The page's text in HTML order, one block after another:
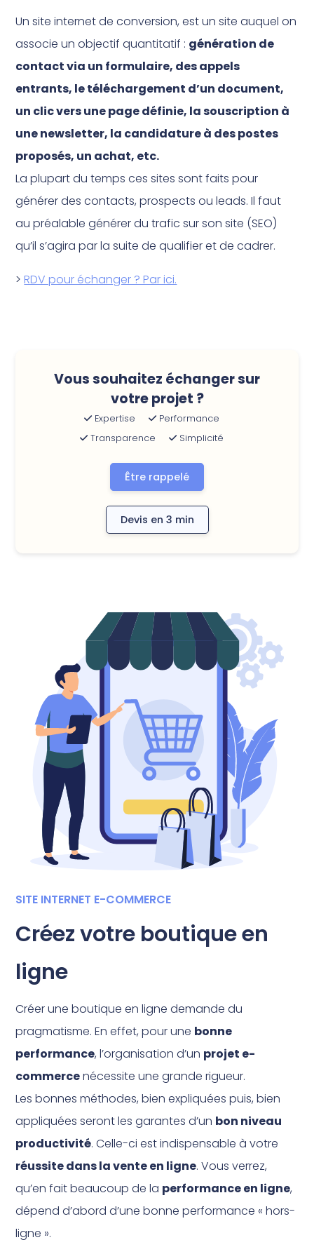
Un site internet de conversion, est un site auquel on
associe un objectif quantitatif : génération de
contact via un formulaire, des appels
entrants, le téléchargement d’un document,
un clic vers une page définie, la souscription à
une newsletter, la candidature à des postes
proposés, un achat, etc.
La plupart du temps ces sites sont faits pour
générer des contacts, prospects ou leads. Il faut
au préalable générer du trafic sur son site (SEO)
qu’il s’agira par la suite de qualifier et de cadrer.
> RDV pour échanger ? Par ici.
Vous souhaitez échanger sur
votre projet ?
Expertise
Performance
Transparence
Simplicité
Être rappelé
Devis en 3 min
SITE INTERNET E-COMMERCE
Créez votre boutique en
ligne
Créer une boutique en ligne demande du
pragmatisme. En effet, pour une bonne
performance, l’organisation d’un projet e-
commercenécessite une grande rigueur.
Les bonnes méthodes, bien expliquées puis, bien
appliquées seront les garantes d’un bon niveau
productivité. Celle-ci est indispensable à votre
réussite dans la vente en ligne. Vous verrez,
qu’en fait beaucoup de la performance en ligne,
dépend d’abord d’une bonne performance « hors-
ligne ».